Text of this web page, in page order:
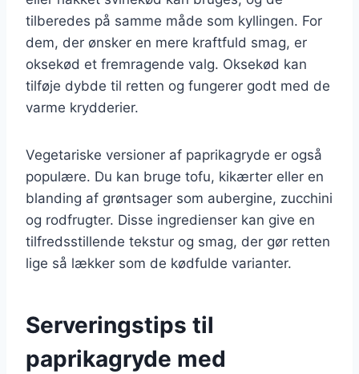
tilberedes på samme måde som kyllingen. For
dem, der ønsker en mere kraftfuld smag, er
oksekød et fremragende valg. Oksekød kan
tilføje dybde til retten og fungerer godt med de
varme krydderier.
Vegetariske versioner af paprikagryde er også
populære. Du kan bruge tofu, kikærter eller en
blanding af grøntsager som aubergine, zucchini
og rodfrugter. Disse ingredienser kan give en
tilfredsstillende tekstur og smag, der gør retten
lige så lækker som de kødfulde varianter.
Serveringstips til
paprikagryde med